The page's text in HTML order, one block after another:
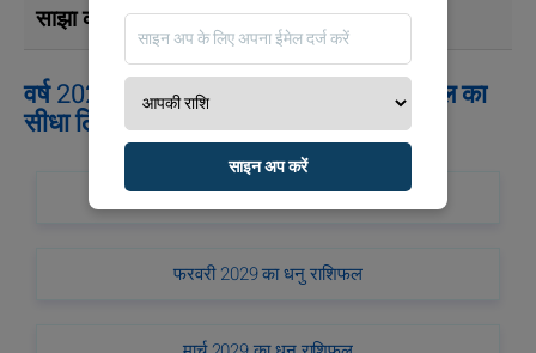
साझा करना :
वर्ष 2029 के लिए धनु राशि वालों के लिए राशिफल का
सीधा लिंक
जनवरी 2029 का धनु राशिफल
फरवरी 2029 का धनु राशिफल
साइन अप करें